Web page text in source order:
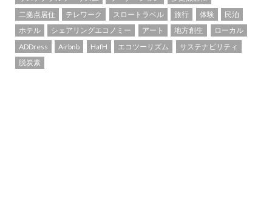
二拠点居住
テレワーク スロートラベル 旅行 体験
民泊
ホテル
シェアリングエコノミー アート 地方創生
ローカル
ADDress
Airbnb HafH エコツーリズム
サステナビリティ
脱炭素